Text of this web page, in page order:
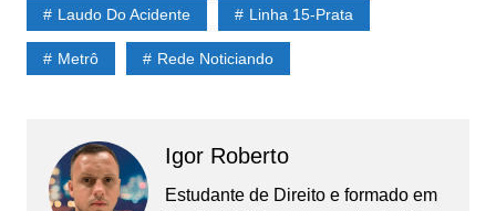
Laudo Do Acidente Linha 15-Prata
Metrô Rede Noticiando
Igor Roberto
Estudante de Direito e formado em